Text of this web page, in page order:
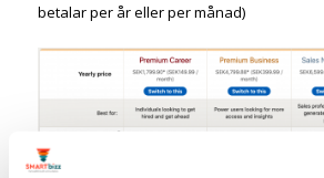
betalar per år eller per månad)